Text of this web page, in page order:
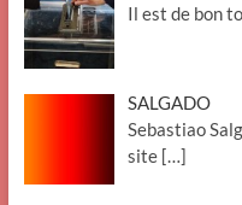
Il est de bon
SALGADO
Sebastiao
site […]